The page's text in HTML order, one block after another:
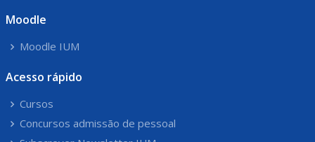
Moodle
Moodle IUM
Acesso rápido
Cursos
Concursos admissão de pessoal